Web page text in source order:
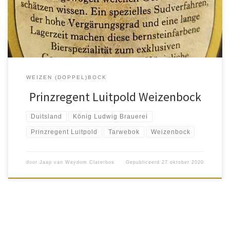
brouwproces, de hoge fermentatiegraad en […]
WEIZEN (DOPPEL)BOCK
Prinzregent Luitpold Weizenbock
Duitsland König Ludwig Brauerei
Prinzregent Luitpold Tarwebok Weizenbock
door Jaap van Weydom Claterbos Gepubliceerd 27 oktober 2020